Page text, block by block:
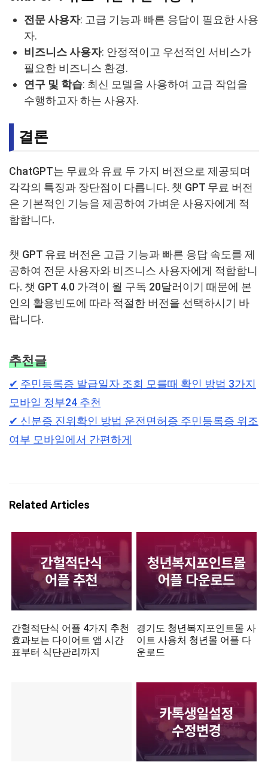
전문 사용자: 고급 기능과 빠른 응답이 필요한 사용
자.
비즈니스 사용자: 안정적이고 우선적인 서비스가
필요한 비즈니스 환경.
연구 및 학습: 최신 모델을 사용하여 고급 작업을
수행하고자 하는 사용자.
결론
ChatGPT는 무료와 유료 두 가지 버전으로 제공되며
각각의 특징과 장단점이 다릅니다. 챗 GPT 무료 버전
은 기본적인 기능을 제공하여 가벼운 사용자에게 적
합합니다.
챗 GPT 유료 버전은 고급 기능과 빠른 응답 속도를 제
공하여 전문 사용자와 비즈니스 사용자에게 적합합니
다. 챗 GPT 4.0 가격이 월 구독 20달러이기 때문에 본
인의 활용빈도에 따라 적절한 버전을 선택하시기 바
랍니다.
추천글
✔︎ 주민등록증 발급일자 조회 모를때 확인 방법 3가지
모바일 정부24 추천
✔︎ 신분증 진위확인 방법 운전면허증 주민등록증 위조
여부 모바일에서 간편하게
Related Articles
간헐적단식 어플 4가지 추천
효과보는 다이어트 앱 시간
표부터 식단관리까지
경기도 청년복지포인트몰 사
이트 사용처 청년몰 어플 다
운로드